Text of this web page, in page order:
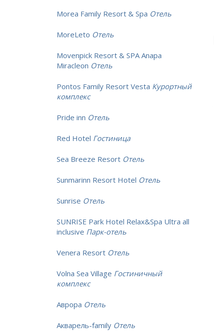
Morea Family Resort & Spa Отель
MoreLeto Отель
Movenpick Resort & SPA Anapa
Miracleon Отель
Pontos Family Resort Vesta Курортный
комплекс
Pride inn Отель
Red Hotel Гостиница
Sea Breeze Resort Отель
Sunmarinn Resort Hotel Отель
Sunrise Отель
SUNRISE Park Hotel Relax&Spa Ultra all
inclusive Парк-отель
Venera Resort Отель
Volna Sea Village Гостиничный
комплекс
Аврора Отель
Акварель-family Отель